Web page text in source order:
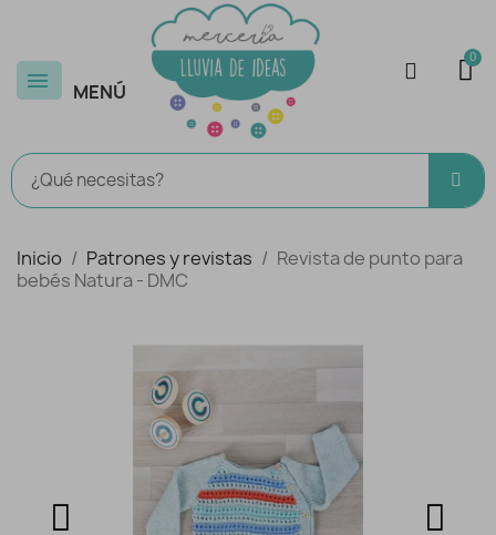
MENÚ
Inicio Patrones y revistas
Revista de punto para
bebés Natura - DMC